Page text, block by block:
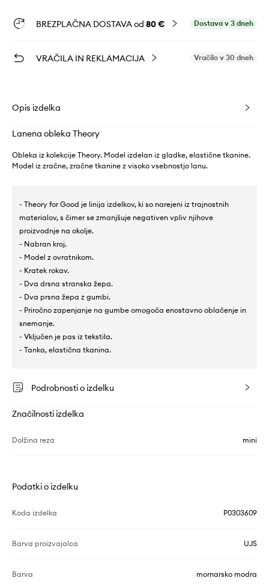
BREZPLAČNA DOSTAVA od 80 € Dostava v 3 dneh
VRAČILA IN REKLAMACIJA Vračilo v 30 dneh
Opis izdelka
Lanena obleka Theory
Obleka iz kolekcije Theory. Model izdelan iz gladke, elastične tkanine.
Model iz zračne, zračne tkanine z visoko vsebnostjo lanu.
- Theory for Good je linija izdelkov, ki so narejeni iz trajnostnih
materialov, s čimer se zmanjšuje negativen vpliv njihove
proizvodnje na okolje.
- Nabran kroj.
- Model z ovratnikom.
- Kratek rokav.
- Dva drsna stranska žepa.
- Dva prsna žepa z gumbi.
- Priročno zapenjanje na gumbe omogoča enostavno oblačenje in
snemanje.
- Vključen je pas iz tekstila.
- Tanka, elastična tkanina.
Podrobnosti o izdelku
Značilnosti izdelka
Dolžina reza mini
Podatki o izdelku
Koda izdelka P0303609
Barva proizvajalca UJS
Barva mornarsko modra